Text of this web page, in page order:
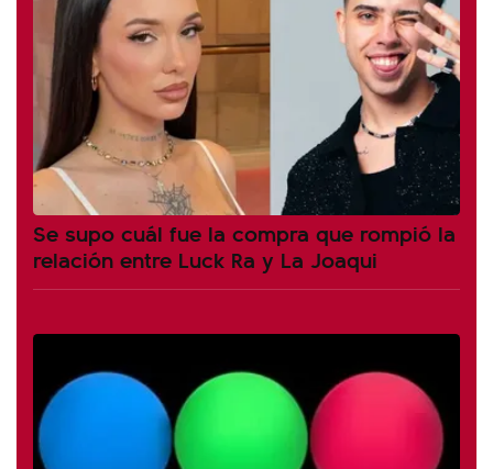
Se supo cuál fue la compra que rompió la
relación entre Luck Ra y La Joaqui